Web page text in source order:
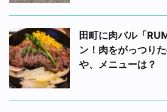
田町に肉バル「
ン！肉をがっつり
や、メニューは？